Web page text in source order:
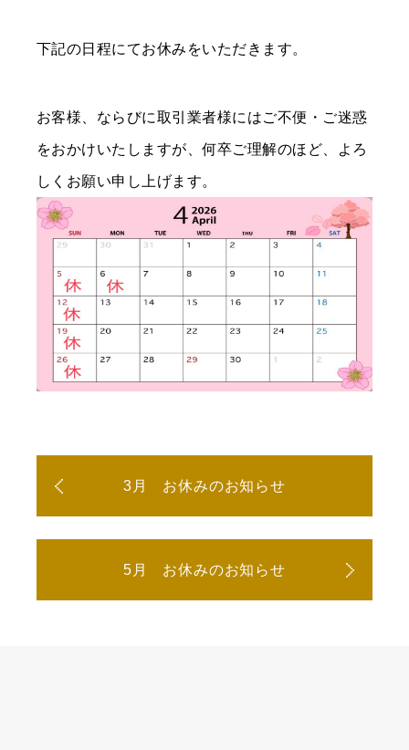
下記の日程にてお休みをいただきます。
お客様、ならびに取引業者様にはご不便・ご迷惑
をおかけいたしますが、何卒ご理解のほど、よろ
しくお願い申し上げます。
3月 お休みのお知らせ
5月 お休みのお知らせ